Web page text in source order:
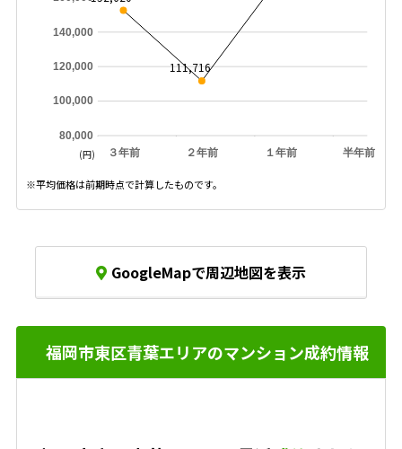
３年前 ２年前 １年前 半年前
80,000
100,000
120,000
140,000
111,716
(円)
※平均価格は前期時点で計算したものです。
GoogleMapで周辺地図を表示
福岡市東区青葉エリアのマンション成約情報